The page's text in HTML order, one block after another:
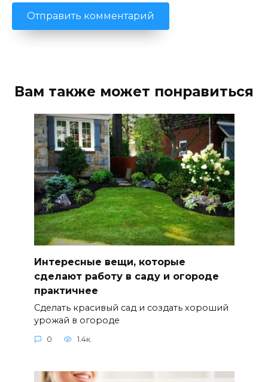
Вам также может понравиться
Интересные вещи, которые
сделают работу в саду и огороде
практичнее
Сделать красивый сад и создать хороший
урожай в огороде
0 1.4к.